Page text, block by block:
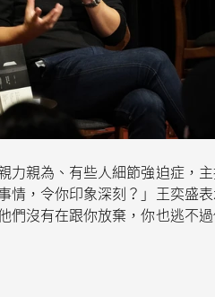
力親為、有些人細節強迫症，
，令你印象深刻？」王奕盛表
們沒有在跟你放棄，你也逃不